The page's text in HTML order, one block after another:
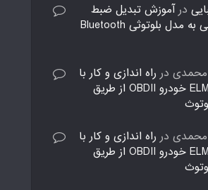
درآموزش تبدیل ضبط
صوت قدیمی به مدل بلوتوثی Bluetooth
محمدی در راه اندازی و کار با
دیاگ ELM327 خودرو OBDII از طریق
محمدی در راه اندازی و کار با
دیاگ ELM327 خودرو OBDII از طریق